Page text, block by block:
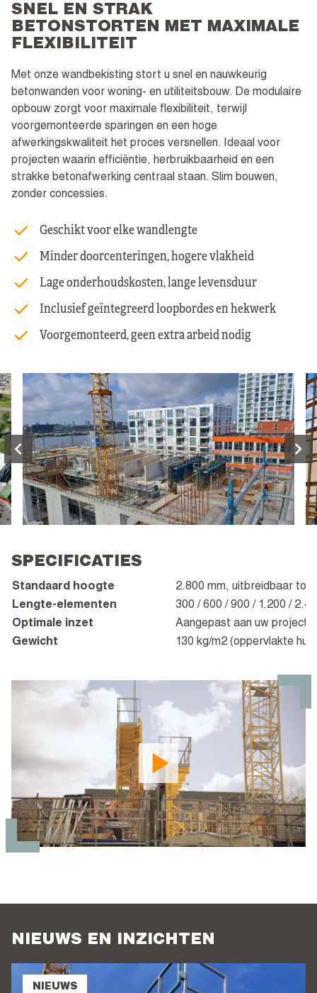
SNEL EN STRAK
BETONSTORTEN MET MAXIMALE
FLEXIBILITEIT
Met onze wandbekisting stort u snel en nauwkeurig
betonwanden voor woning- en utiliteitsbouw. De modulaire
opbouw zorgt voor maximale flexibiliteit, terwijl
voorgemonteerde sparingen en een hoge
afwerkingskwaliteit het proces versnellen. Ideaal voor
projecten waarin efficiëntie, herbruikbaarheid en een
strakke betonafwerking centraal staan. Slim bouwen,
zonder concessies.
Geschikt voor elke wandlengte
Minder doorcenteringen, hogere vlakheid
Lage onderhoudskosten, lange levensduur
Inclusief geïntegreerd loopbordes en hekwerk
Voorgemonteerd, geen extra arbeid nodig
SPECIFICATIES
Standaard hoogte
2.800 mm, uitbreidbaar tot
Lengte-elementen
300 / 600 / 900 / 1.200 /
Optimale inzet
Aangepast aan uw project
Gewicht
130 kg/m2 (oppervlakte
NIEUWS EN INZICHTEN
NIEUWS